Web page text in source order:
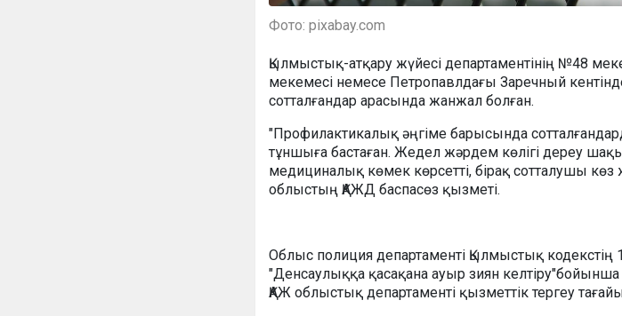
Фото: pixabay.com
Қылмыстық-атқару жүйесі департаментінің №48
мекемесі немесе Петропавлдағы Заречный
сотталғандар арасында жанжал болған.
"Профилактикалық әңгіме барысында
тұншыға бастаған. Жедел жәрдем көлігі дереу
медициналық көмек көрсетті, бірақ сотталушы
облыстың ҚАЖД баспасөз қызметі.
Облыс полиция департаменті Қылмыстық кодекстің
"Денсаулыққа қасақана ауыр зиян келтіру"бойынша
ҚАЖ облыстық департаменті қызметтік тергеу